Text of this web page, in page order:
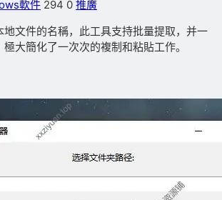
軟件 294 0 推廣
文件的名稱，此工具支持批量提取，并一
大簡化了一次次的複制和粘貼工作。